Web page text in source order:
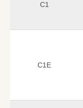
C1
C1E